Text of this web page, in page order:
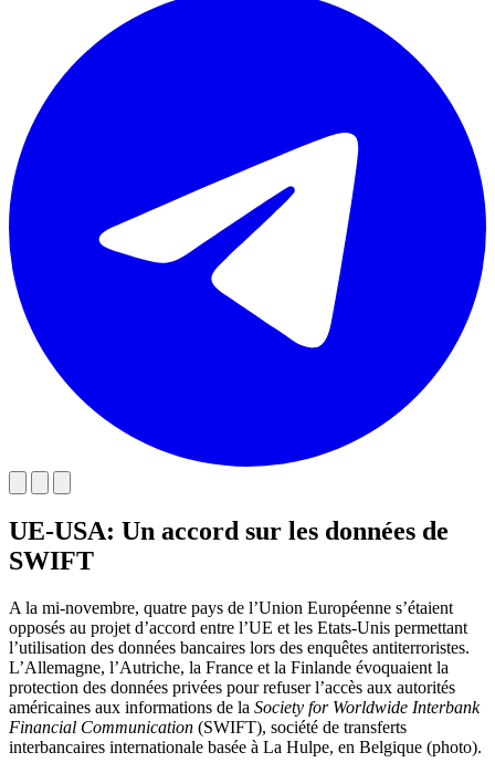
UE-USA: Un accord sur les données de
SWIFT
A la mi-novembre, quatre pays de l’Union Européenne s’étaient
opposés au projet d’accord entre l’UE et les Etats-Unis permettant
l’utilisation des données bancaires lors des enquêtes antiterroristes.
L’Allemagne, l’Autriche, la France et la Finlande évoquaient la
protection des données privées pour refuser l’accès aux autorités
américaines aux informations de la Society for Worldwide Interbank
Financial Communication (SWIFT), société de transferts
interbancaires internationale basée à La Hulpe, en Belgique (photo).